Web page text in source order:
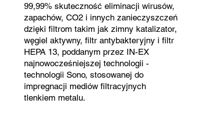
99,99% skuteczność eliminacji wirusów,
zapachów, CO2 i innych zanieczyszczeń
dzięki filtrom takim jak zimny katalizator,
węgiel aktywny, filtr antybakteryjny i filtr
HEPA 13, poddanym przez IN-EX
najnowocześniejszej technologii -
technologii Sono, stosowanej do
impregnacji mediów filtracyjnych
tlenkiem metalu.